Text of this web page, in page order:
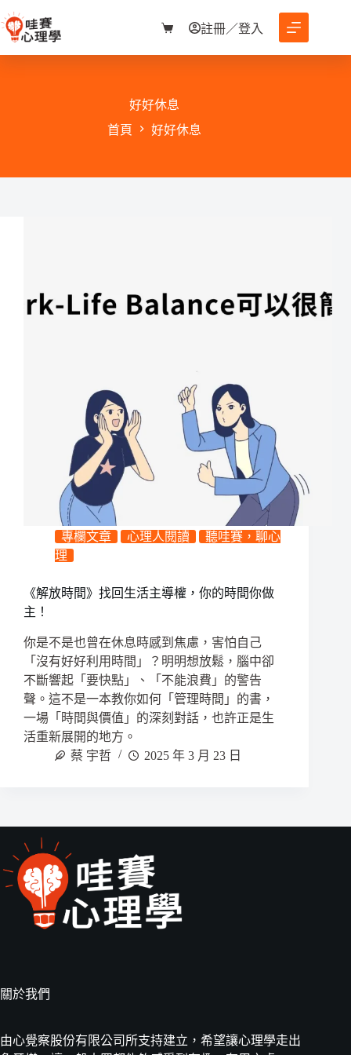
至
購
物
註冊／登入
好好休息
首頁
好好休息
專欄文章 心理人閱讀
聽哇賽，聊心
理
《解放時間》找回生活主導權，你的時間你做
主！
你是不是也曾在休息時感到焦慮，害怕自己
「沒有好好利用時間」？明明想放鬆，腦中卻
不斷響起「要快點」、「不能浪費」的警告
聲。這不是一本教你如何「管理時間」的書，
一場「時間與價值」的深刻對話，也許正是生
活重新展開的地方。
蔡 宇哲
2025 年 3 月 23 日
關於我們
由心覺察股份有限公司所支持建立，希望讓心理學走出